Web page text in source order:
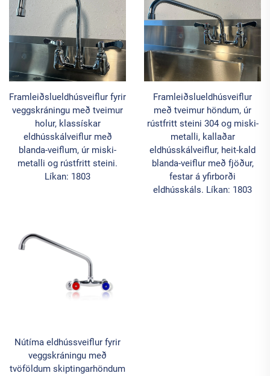
Framleiðslueldhúsveiflur fyrir
veggskráningu með tveimur
holur, klassískar
eldhússkálveiflur með
blanda-veiflum, úr miski-
metalli og rústfritt steini.
Líkan: 1803
Framleiðslueldhúsveiflur
með tveimur höndum, úr
rústfritt steini 304 og miski-
metalli, kallaðar
eldhússkálveiflur, heit-kald
blanda-veiflur með fjöður,
festar á yfirborði
eldhússkáls. Líkan: 1803
Nútíma eldhússveiflur fyrir
veggskráningu með
tvöföldum skiptingarhöndum